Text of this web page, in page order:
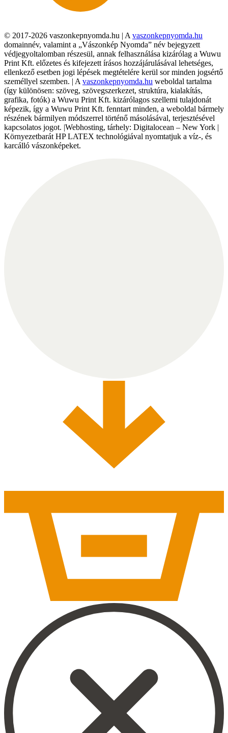
© 2017-2026 vaszonkepnyomda.hu | A vaszonkepnyomda.hu
domainnév, valamint a „Vászonkép Nyomda” név bejegyzett
védjegyoltalomban részesül, annak felhasználása kizárólag a Wuwu
Print Kft. előzetes és kifejezett írásos hozzájárulásával lehetséges,
ellenkező esetben jogi lépések megtételére kerül sor minden jogsértő
személlyel szemben. | A vaszonkepnyomda.hu weboldal tartalma
(így különösen: szöveg, szövegszerkezet, struktúra, kialakítás,
grafika, fotók) a Wuwu Print Kft. kizárólagos szellemi tulajdonát
képezik, így a Wuwu Print Kft. fenntart minden, a weboldal bármely
részének bármilyen módszerrel történő másolásával, terjesztésével
kapcsolatos jogot. |Webhosting, tárhely: Digitalocean – New York |
Környezetbarát HP LATEX technológiával nyomtatjuk a víz-, és
karcálló vászonképeket.